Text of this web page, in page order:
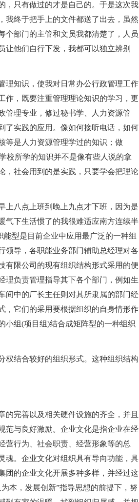
，只有做过的才是自己的。于是这次我
我终于把手上的文件都送了出去，虽然
个部门的主管和文员我都清楚了，人员
让他们自行下发，我都可以独立辨别
理知识，使我对日常办公行政管理工作
作，既要注重管理理论知识的学习，更
管理专业，修过秘书学、人力资源管
了实践的应用。像如何接听电话，如何
等是人力资源管理学过的知识；做
校所学的知识并不是像有些人说的拿
，社会用到的是实践，只要学会把理论
上八点上班到晚上九点才下班，因为是
气下生活惯了的我很难适应南方连续半
型是目前企业中应用最广泛的一种组
领导，各职能业务部门辅助总经理对各
有限公司的现有组织结构形式采用的便
理负责管理指导其下各个部门，例如生
间中的厂长主任则对其所隶属的部门经
，它们的采用要根据组织的自身情形作
小组(项目组)结合成矩阵型的一种组织
权结合较好的组织形式。这种组织结构
完善以及相关硬件设施的齐全，并且
范与良好激励。企业文化是指企业在经
营行为、社会职责、经营形象等的总
魂。企业文化对组织具有导向功能，具
团的企业文化开展多种多样，并经过这
本，发展创新”指导思想的前提下，努